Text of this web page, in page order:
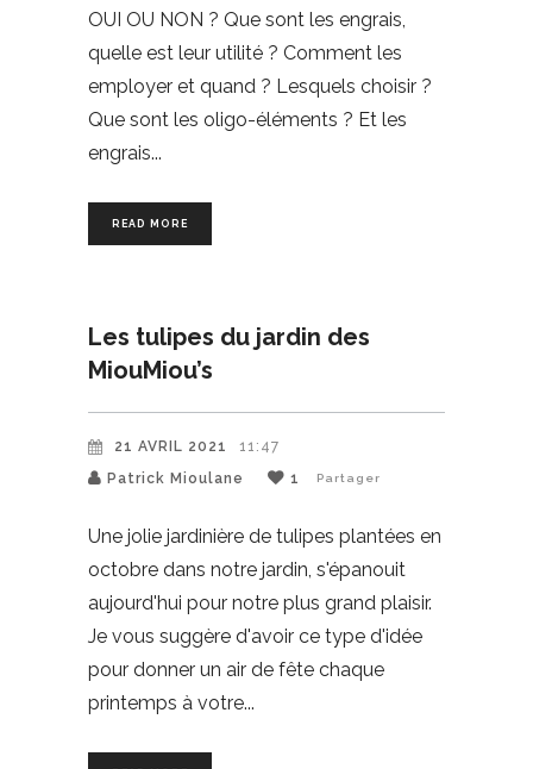
OUI OU NON ? Que sont les engrais,
quelle est leur utilité ? Comment les
employer et quand ? Lesquels choisir ?
Que sont les oligo-éléments ? Et les
engrais
READ MORE
Les tulipes du jardin des
MiouMiou’s
21 AVRIL 2021
11:47
Patrick Mioulane
1 Partager
Une jolie jardinière de tulipes plantées en
octobre dans notre jardin, s'épanouit
aujourd'hui pour notre plus grand plaisir.
Je vous suggère d'avoir ce type d'idée
pour donner un air de fête chaque
printemps à votre